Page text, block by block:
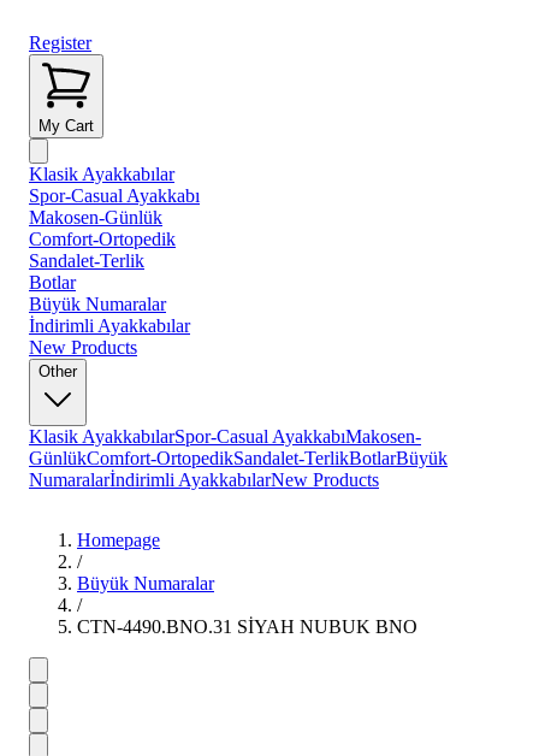
Register
My Cart
Klasik Ayakkabılar
Spor-Casual Ayakkabı
Makosen-Günlük
Comfort-Ortopedik
Sandalet-Terlik
Botlar
Büyük Numaralar
İndirimli Ayakkabılar
New Products
Other
Klasik AyakkabılarSpor-Casual AyakkabıMakosen-
GünlükComfort-OrtopedikSandalet-TerlikBotlarBüyük
Numaralarİndirimli AyakkabılarNew Products
Homepage
/
Büyük Numaralar
/
CTN-4490.BNO.31 SİYAH NUBUK BNO